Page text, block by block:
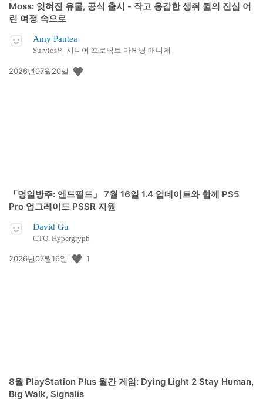
Moss: 잊혀진 유물, 공식 출시 - 작고 용감한 생쥐 퀼의 진심 어
린 여정 속으로
Amy Pantea
Survios의 시니어 프로덕트 마케팅 매니저
공
2026년07월20일
「명일방주: 엔드필드」 7월 16일 1.4 업데이트와 함께 PS5
Pro 업그레이드 PSSR 지원
David Gu
CTO, Hypergryph
공
2026년07월16일 1
8월 PlayStation Plus 월간 게임: Dying Light 2 Stay Human,
Big Walk, Signalis